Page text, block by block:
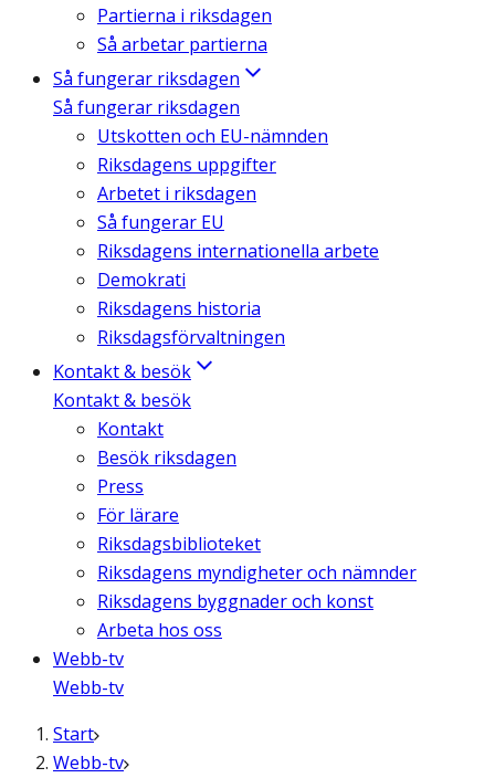
Partierna i riksdagen
Så arbetar partierna
Så fungerar riksdagen
Så fungerar riksdagen
Utskotten och EU-nämnden
Riksdagens uppgifter
Arbetet i riksdagen
Så fungerar EU
Riksdagens internationella arbete
Demokrati
Riksdagens historia
Riksdagsförvaltningen
Kontakt & besök
Kontakt & besök
Kontakt
Besök riksdagen
Press
För lärare
Riksdagsbiblioteket
Riksdagens myndigheter och nämnder
Riksdagens byggnader och konst
Arbeta hos oss
Webb-tv
Webb-tv
Start
Webb-tv